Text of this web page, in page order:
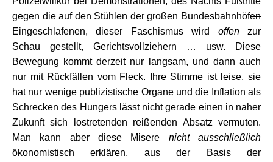
gegen die auf den Stühlen der großen Bundesbahnhöfen
Eingeschlafenen, dieser Faschismus wird offenzur
Schau gestellt, Gerichtsvollziehern … usw. Diese
Bewegung kommt derzeit nur langsam, und dann auch
nur mit Rückfällen vom Fleck. Ihre Stimme ist leise, sie
hat nur wenige publizistische Organe und die Inflation als
Schrecken des Hungers lässt nicht gerade einen in naher
Zukunft sich lostretenden reißenden Absatz vermuten.
Man kann aber diese Misere nicht ausschließlich
ökonomistisch erklären, aus der Basis der